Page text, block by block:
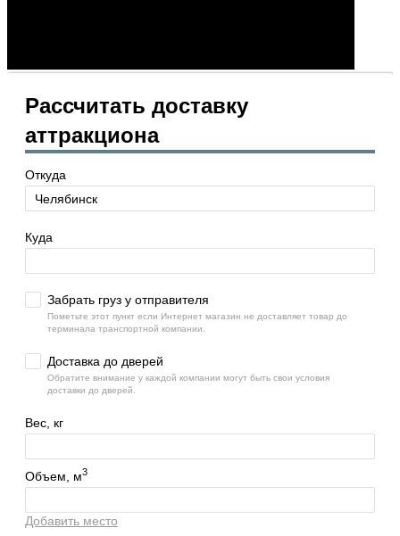
Рассчитать доставку
аттракциона
Откуда
Куда
Забрать груз у отправителя
Пометьте этот пункт если Интернет магазин не доставляет товар до
терминала транспортной компании.
Доставка до дверей
Обратите внимание у каждой компании могут быть свои условия
доставки до дверей.
Вес, кг
Объем, м3
Добавить место